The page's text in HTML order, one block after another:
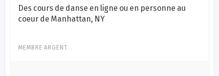
Des cours de danse en ligne ou en personne au
coeur de Manhattan, NY
MEMBRE ARGENT